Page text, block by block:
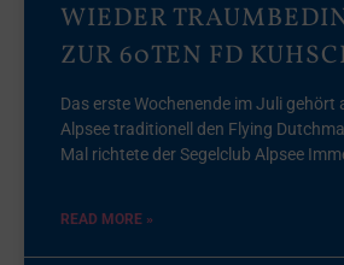
WIEDER
ZUR 60TEN FD
Das erste Wochenende im Juli gehört
Alpsee traditionell den Flying
Mal richtete der Segelclub Alpsee
READ MORE »